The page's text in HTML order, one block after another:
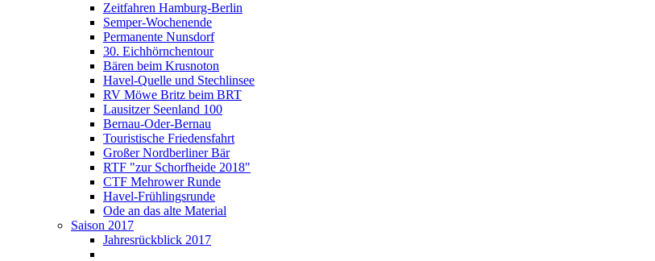
Zeitfahren Hamburg-Berlin
Semper-Wochenende
Permanente Nunsdorf
30. Eichhörnchentour
Bären beim Krusnoton
Havel-Quelle und Stechlinsee
RV Möwe Britz beim BRT
Lausitzer Seenland 100
Bernau-Oder-Bernau
Touristische Friedensfahrt
Großer Nordberliner Bär
RTF "zur Schorfheide 2018"
CTF Mehrower Runde
Havel-Frühlingsrunde
Ode an das alte Material
Saison 2017
Jahresrückblick 2017